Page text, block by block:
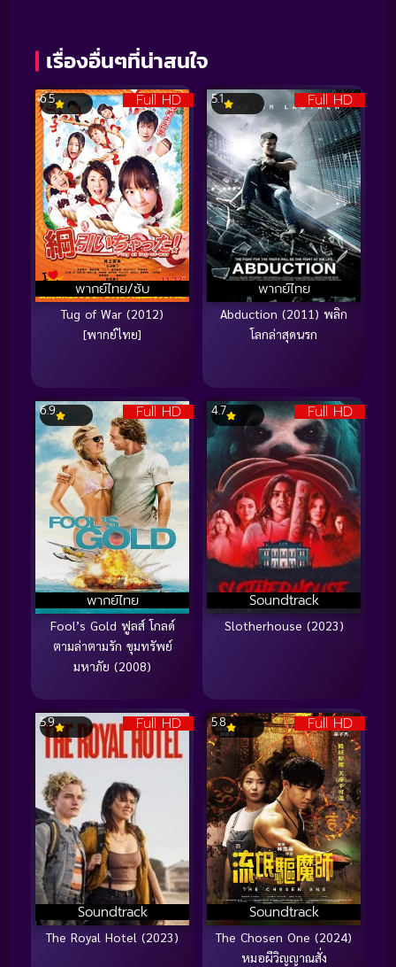
เรื่องอื่นๆที่น่าสนใจ
Full HD
พากย์ไทย/ซับ
6.5
Tug of War (2012)
[พากย์ไทย]
Full HD
พากย์ไทย
5.1
Abduction (2011) พลิก
โลกล่าสุดนรก
Full HD
พากย์ไทย
6.9
Fool’s Gold ฟูลส์ โกลด์
ตามล่าตามรัก ขุมทรัพย์
มหาภัย (2008)
Full HD
Soundtrack
4.7
Slotherhouse (2023)
Full HD
Soundtrack
5.9
The Royal Hotel (2023)
Full HD
Soundtrack
5.8
The Chosen One (2024)
หมอผีวิญญาณสั่ง